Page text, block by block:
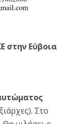
Εύβοια
στην Εύβοια
Στο